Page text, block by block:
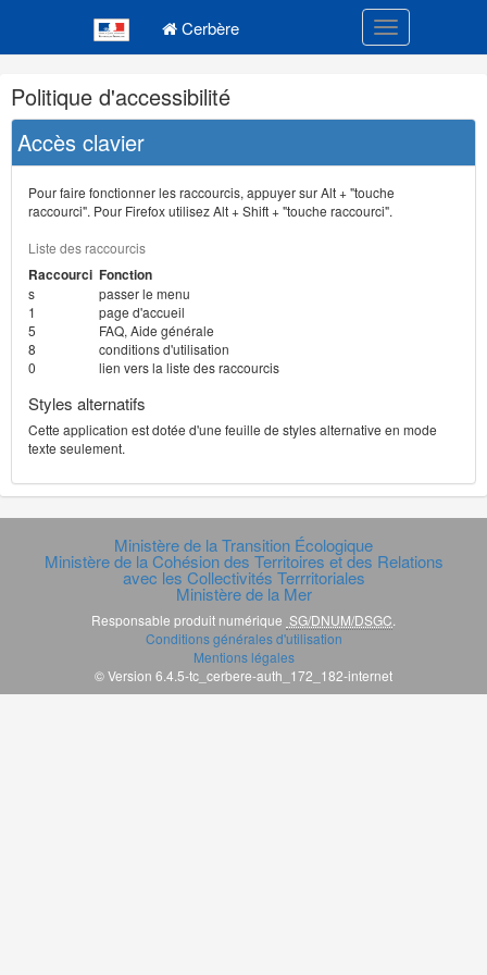
Cerbère Toggle
Navigation
et
outils
annexes
Politique d'accessibilité
Accès clavier
Pour faire fonctionner les raccourcis, appuyer sur Alt + "touche
raccourci". Pour Firefox utilisez Alt + Shift + "touche raccourci".
Liste des raccourcis
Raccourci Fonction
s
passer le menu
1
page d'accueil
5
FAQ, Aide générale
8
conditions d'utilisation
0
lien vers la liste des raccourcis
Styles alternatifs
Cette application est dotée d'une feuille de styles alternative en mode
texte seulement.
Ministère de la Transition Écologique
Ministère de la Cohésion des Territoires et des Relations
avec les Collectivités Terrritoriales
Ministère de la Mer
Responsable produit numérique SG/DNUM/DSGC
Conditions générales d'utilisation
Mentions légales
© Version 6.4.5-tc_cerbere-auth_172_182-internet